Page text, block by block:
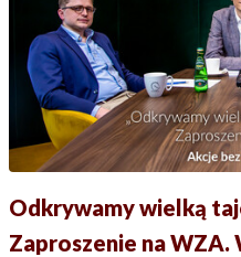
Odkrywamy wielką
Zaproszenie na